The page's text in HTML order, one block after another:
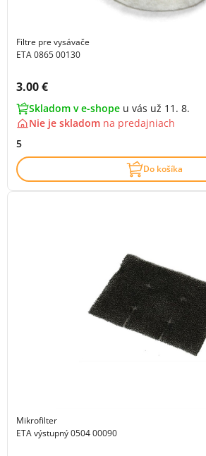
Filtre pre vysávače
ETA 0865 00130
Cena s DPH:
3.00 €
Skladom v e-shope u vás už 11. 8.
Nie je skladom na predajniach
5
Do košíka
Mikrofilter
ETA výstupný 0504 00090